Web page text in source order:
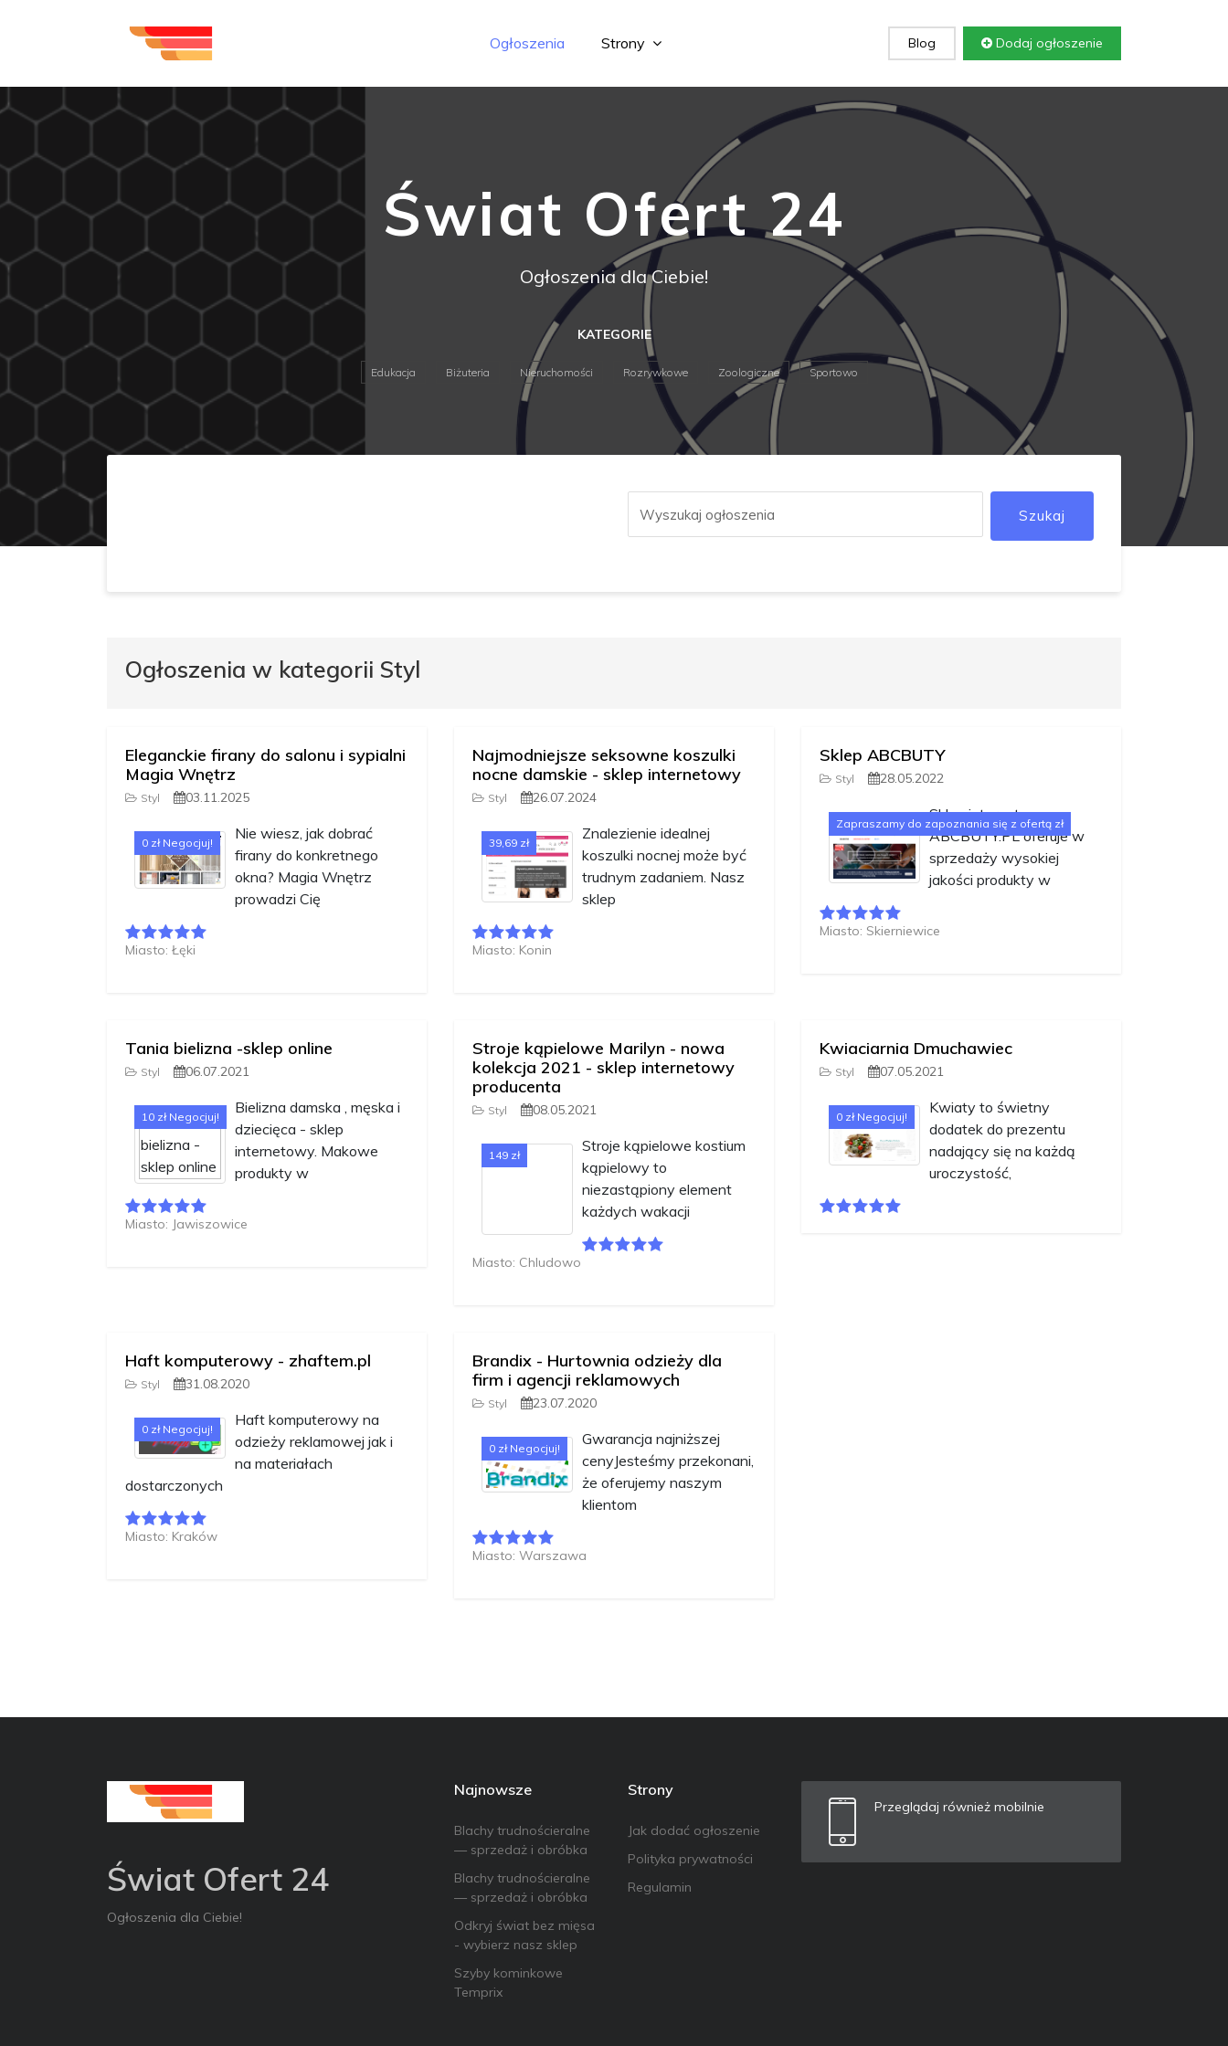
Ogłoszenia Strony Blog Dodaj ogłoszenie
Świat Ofert 24
Ogłoszenia dla Ciebie!
KATEGORIE
Edukacja Biżuteria Nieruchomości Rozrywkowe Zoologiczne Sportowo
Szukaj
Ogłoszenia w kategorii Styl
Eleganckie firany do salonu i sypialni
Magia Wnętrz
Styl 03.11.2025
0 zł Negocjuj!
Nie wiesz, jak dobrać
firany do konkretnego
okna? Magia Wnętrz
prowadzi Cię
Miasto: Łęki
Najmodniejsze seksowne koszulki
nocne damskie - sklep internetowy
Styl 26.07.2024
39,69 zł
Znalezienie idealnej
koszulki nocnej może być
trudnym zadaniem. Nasz
sklep
Miasto: Konin
Sklep ABCBUTY
Styl 28.05.2022
Zapraszamy do zapoznania się z ofertą zł
Sklep internetowy
ABCBUTY.PL oferuje w
sprzedaży wysokiej
jakości produkty w
Miasto: Skierniewice
Tania bielizna -sklep online
Styl 06.07.2021
10 zł Negocjuj!
Bielizna damska , męska i
dziecięca - sklep
internetowy. Makowe
produkty w
Miasto: Jawiszowice
Stroje kąpielowe Marilyn - nowa
kolekcja 2021 - sklep internetowy
producenta
Styl 08.05.2021
149 zł
Stroje kąpielowe kostium
kąpielowy to
niezastąpiony element
każdych wakacji
Miasto: Chludowo
Kwiaciarnia Dmuchawiec
Styl 07.05.2021
0 zł Negocjuj!
Kwiaty to świetny
dodatek do prezentu
nadający się na każdą
uroczystość,
Haft komputerowy - zhaftem.pl
Styl 31.08.2020
0 zł Negocjuj!
Haft komputerowy na
odzieży reklamowej jak i
na materiałach
dostarczonych
Miasto: Kraków
Brandix - Hurtownia odzieży dla
firm i agencji reklamowych
Styl 23.07.2020
0 zł Negocjuj!
Gwarancja najniższej
cenyJesteśmy przekonani,
że oferujemy naszym
klientom
Miasto: Warszawa
Świat Ofert 24
Ogłoszenia dla Ciebie!
Najnowsze
Blachy trudnościeralne
— sprzedaż i obróbka
Blachy trudnościeralne
— sprzedaż i obróbka
Odkryj świat bez mięsa
- wybierz nasz sklep
Szyby kominkowe
Temprix
Strony
Jak dodać ogłoszenie
Polityka prywatności
Regulamin
Przeglądaj również mobilnie